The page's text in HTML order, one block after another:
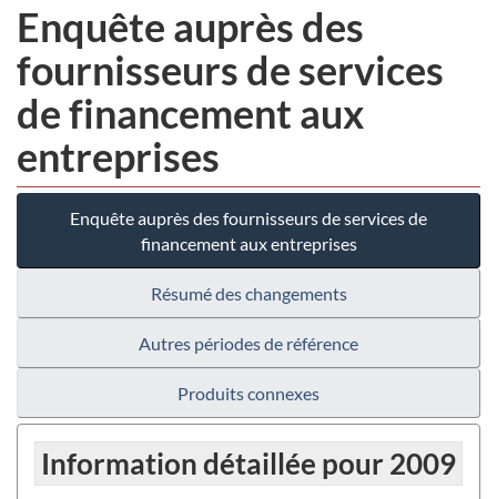
Enquête auprès des
fournisseurs de services
de financement aux
entreprises
Enquête auprès des fournisseurs de services de
financement aux entreprises
Résumé des changements
Autres périodes de référence
Produits connexes
Information détaillée pour 2009